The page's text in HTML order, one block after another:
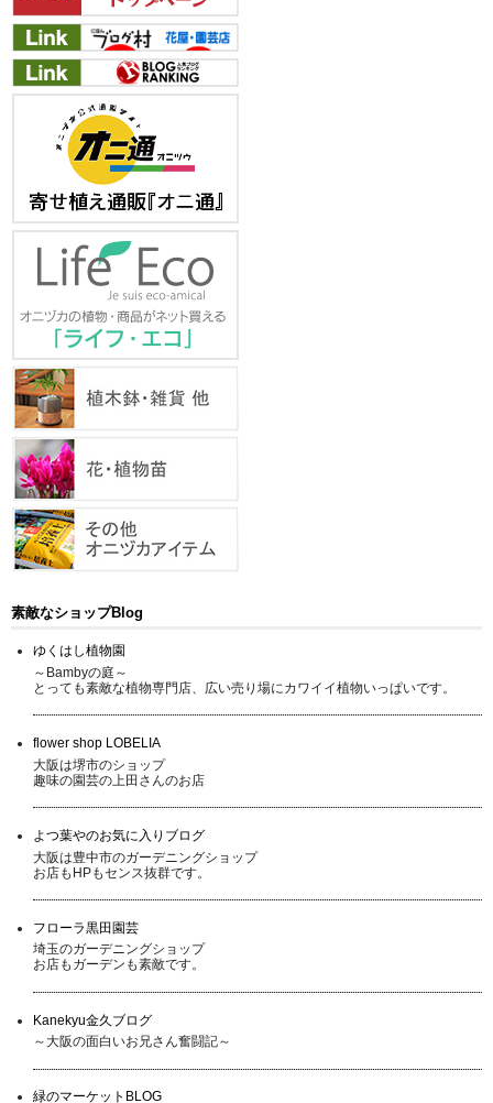
素敵なショップBlog
ゆくはし植物園
～Bambyの庭～
とっても素敵な植物専門店、広い売り場にカワイイ植物いっぱいです。
flower shop LOBELIA
大阪は堺市のショップ
趣味の園芸の上田さんのお店
よつ葉やのお気に入りブログ
大阪は豊中市のガーデニングショップ
お店もHPもセンス抜群です。
フローラ黒田園芸
埼玉のガーデニングショップ
お店もガーデンも素敵です。
Kanekyu金久ブログ
～大阪の面白いお兄さん奮闘記～
緑のマーケットBLOG